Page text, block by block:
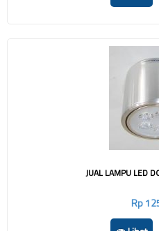
JUAL LAMPU LED
Rp